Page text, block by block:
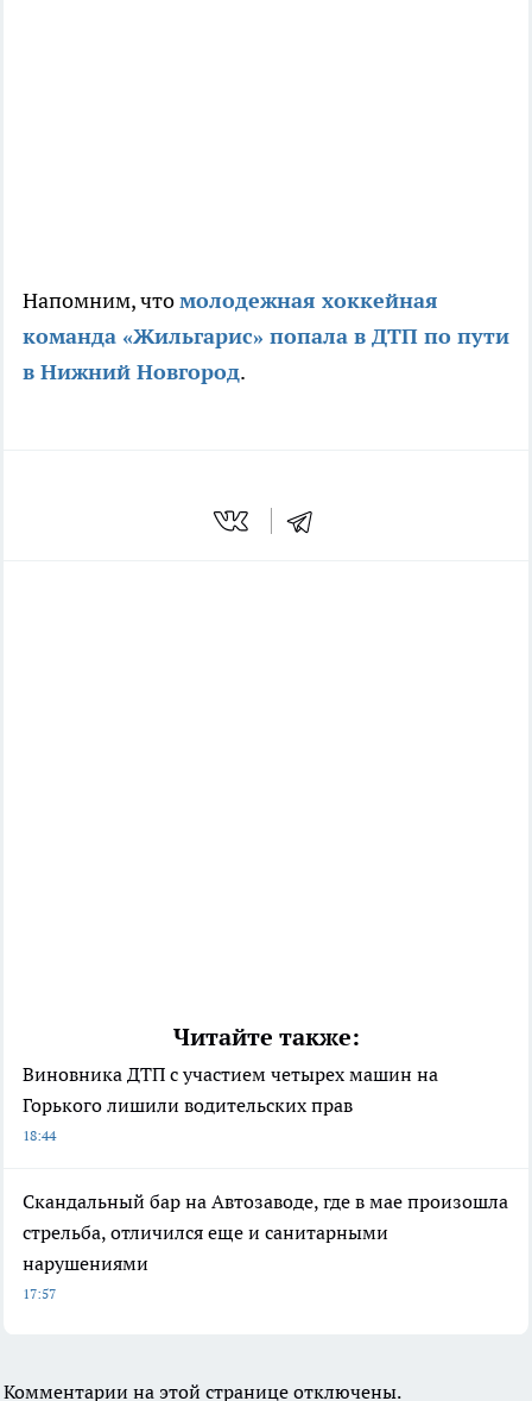
Напомним, чтомолодежная хоккейная
команда «Жильгарис» попала в ДТП по пути
в Нижний Новгород.
Читайте также:
Виновника ДТП с участием четырех машин на
Горького лишили водительских прав
18:44
Скандальный бар на Автозаводе, где в мае произошла
стрельба, отличился еще и санитарными
нарушениями
17:57
Комментарии на этой странице отключены.